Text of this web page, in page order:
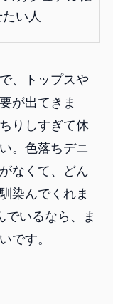
い人
、トップスや
が出てきま
りしすぎて休
。色落ちデニ
なくて、どん
染んでくれま
でいるなら、ま
です。